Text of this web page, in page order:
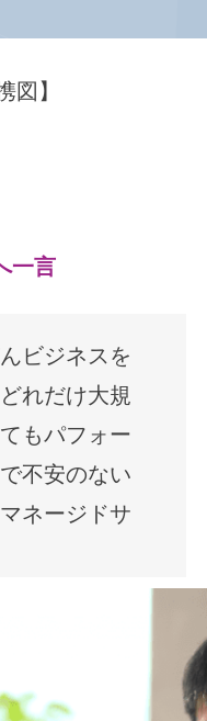
図】
一言
ビジネスを
れだけ大規
もパフォー
不安のない
ネージドサ